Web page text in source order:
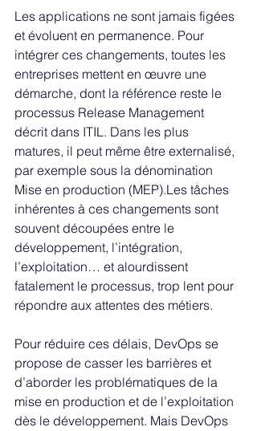
Les applications ne sont jamais figées
et évoluent en permanence. Pour
intégrer ces changements, toutes les
entreprises mettent en œuvre une
démarche, dont la référence reste le
processus Release Management
décrit dans ITIL. Dans les plus
matures, il peut même être externalisé,
par exemple sous la dénomination
Mise en production (MEP).Les tâches
inhérentes à ces changements sont
souvent découpées entre le
développement, l’intégration,
l’exploitation… et alourdissent
fatalement le processus, trop lent pour
répondre aux attentes des métiers.
Pour réduire ces délais, DevOps se
propose de casser les barrières et
d’aborder les problématiques de la
mise en production et de l’exploitation
dès le développement. Mais DevOps